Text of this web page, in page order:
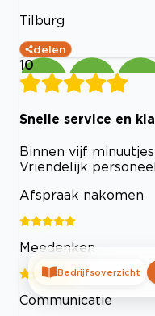
Tilburg
delen
10
Snelle service en
Binnen vijf
Vriendelijk personeel
Afspraak nakomen
Meedenken
Communicatie
Bedrijfsoverzicht